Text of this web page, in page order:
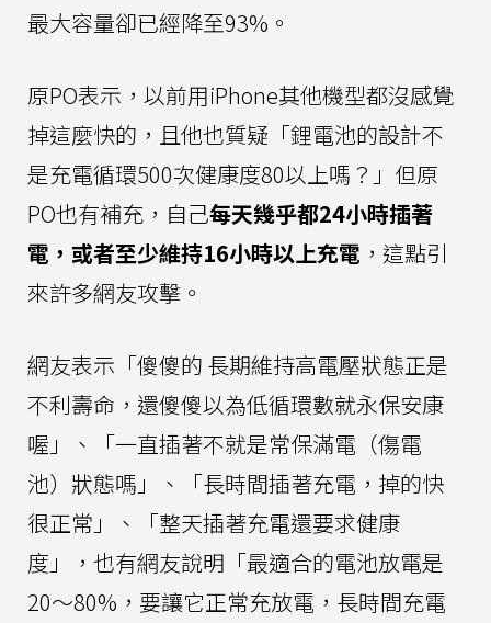
最大容量卻已經降至93%。
原PO表示，以前用iPhone其他機型都沒感覺
掉這麼快的，且他也質疑「鋰電池的設計不
是充電循環500次健康度80以上嗎？」但原
PO也有補充，自己每天幾乎都24小時插著
電，或者至少維持16小時以上充電 ，這點引
來許多網友攻擊。
網友表示「傻傻的 長期維持高電壓狀態正是
不利壽命，還傻傻以為低循環數就永保安康
喔」、「一直插著不就是常保滿電（傷電
池）狀態嗎」、「長時間插著充電，掉的快
很正常」、「整天插著充電還要求健康
度」，也有網友說明「最適合的電池放電是
20～80%，要讓它正常充放電，長時間充電